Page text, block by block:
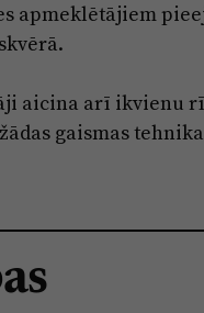
apmeklētājiem
aicina arī ikvienu
gaismas